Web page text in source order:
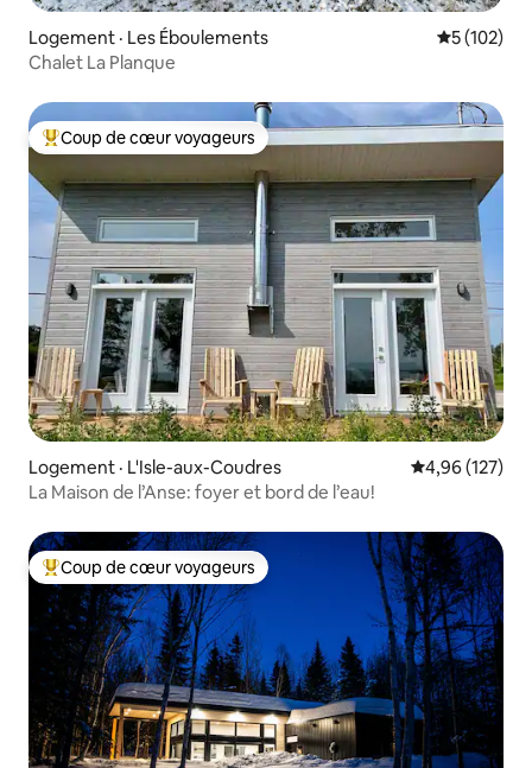
Logement · Les Éboulements Note
5 (102)
Chalet La Planque
Coup de cœur voyageurs parmi les plus aimés
Coup de cœur voyageurs
Logement · L'Isle-aux-Coudres Note
4,96 (127)
La Maison de l’Anse: foyer et bord de l’eau!
Coup de cœur voyageurs parmi les plus aimés
Coup de cœur voyageurs